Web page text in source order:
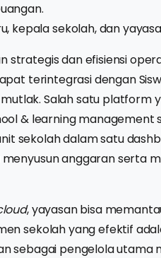
kepala sekolah, dan
strategis dan efisiensi
terintegrasi dengan
Salah satu platform
& learning management
sekolah dalam satu
anggaran serta
, yayasan bisa
sekolah yang efektif
sebagai pengelola utama